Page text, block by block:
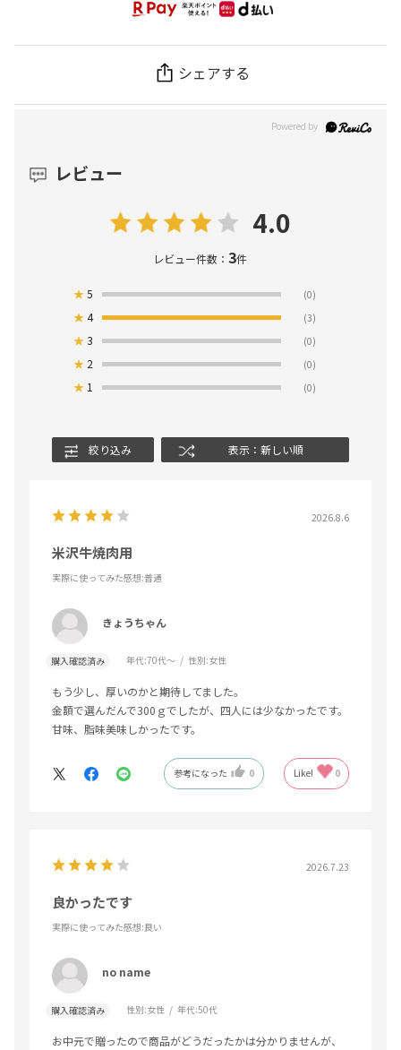
シェアする
レビュー
4.0
レビュー件数：3件
★5 (0)
★4 (3)
★3 (0)
★ 2 (0)
★ 1 (0)
絞り込み 表示：新しい順
2026.8.6
米沢牛焼肉用
実際に使ってみた感想:普通
きょうちゃん
購入確認済み 年代:70代～ 性別:女性
もう少し、厚いのかと期待してました。
金額で選んだんで300ｇでしたが、四人には少なかったです。
甘味、脂味美味しかったです。
参考になった 0 Like! 0
2026.7.23
良かったです
実際に使ってみた感想:良い
no name
購入確認済み 性別:女性 年代:50代
お中元で贈ったので商品がどうだったかは分かりませんが、